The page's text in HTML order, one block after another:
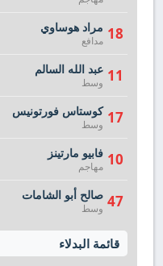
18 مراد هوساوي
مدافع
11 عبد الله السالم
وسط
17 كوستاس فورتونيس
وسط
10 فابيو مارتينز
مهاجم
47 صالح أبو الشامات
وسط
قائمة البدلاء